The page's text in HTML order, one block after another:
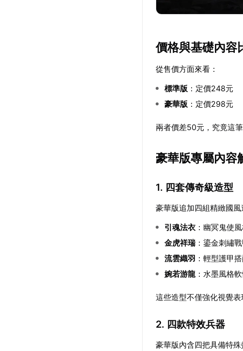
價格與基礎內容
從售價方面來看：
標準版 ：定價248元
豪華版 ：定價298元
兩者價差50元，究竟這
豪華版專屬內容
1. 四套傳奇級造型
豪華版追加四組精緻國
引魂法衣 ：幽冥鬼使
金虎祥瑞：鎏金刺繡
流雲織羽 ：輕型護甲
婉若游龍 ：水墨風格
這些造型不僅強化視覺表
2. 四款特效兵器
豪華版內含四把具備特